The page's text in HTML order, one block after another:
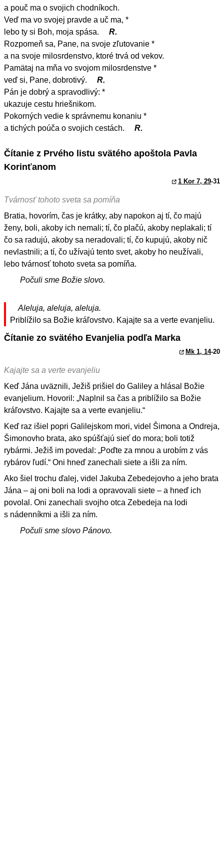
a pouč ma o svojich chodníkoch.
Veď ma vo svojej pravde a uč ma, *
lebo ty si Boh, moja spása.
R.
Rozpomeň sa, Pane, na svoje zľutovanie *
a na svoje milosrdenstvo, ktoré trvá od vekov.
Pamätaj na mňa vo svojom milosrdenstve *
veď si, Pane, dobrotivý.
R.
Pán je dobrý a spravodlivý: *
ukazuje cestu hriešnikom.
Pokorných vedie k správnemu konaniu *
a tichých poúča o svojich cestách.
R.
Čítanie z Prvého listu svätého apoštola Pavla
Korinťanom
1 Kor 7, 29-31
Tvárnosť tohoto sveta sa pomíňa
Bratia, hovorím, čas je krátky, aby napokon aj tí, čo majú
ženy, boli, akoby ich nemali; tí, čo plačú, akoby neplakali; tí
čo sa radujú, akoby sa neradovali; tí, čo kupujú, akoby nič
nevlastnili; a tí, čo užívajú tento svet, akoby ho neužívali,
lebo tvárnosť tohoto sveta sa pomíňa.
Počuli sme Božie slovo.
Aleluja, aleluja, aleluja.
Priblížilo sa Božie kráľovstvo. Kajajte sa a verte evanjeliu.
Čítanie zo svätého Evanjelia podľa Marka
Mk 1, 14-20
Kajajte sa a verte evanjeliu
Keď Jána uväznili, Ježiš prišiel do Galiley a hlásal Božie
evanjelium. Hovoril: „Naplnil sa čas a priblížilo sa Božie
kráľovstvo. Kajajte sa a verte evanjeliu.“
Keď raz išiel popri Galilejskom mori, videl Šimona a Ondreja,
Šimonovho brata, ako spúšťajú sieť do mora; boli totiž
rybármi. Ježiš im povedal: „Poďte za mnou a urobím z vás
rybárov ľudí.“ Oni hneď zanechali siete a išli za ním.
Ako šiel trochu ďalej, videl Jakuba Zebedejovho a jeho brata
Jána – aj oni boli na lodi a opravovali siete – a hneď ich
povolal. Oni zanechali svojho otca Zebedeja na lodi
s nádenníkmi a išli za ním.
Počuli sme slovo Pánovo.